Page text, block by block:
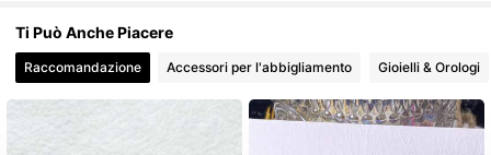
Ti Può Anche Piacere
Raccomandazione Accessori per l'abbigliamento Gioielli & Orologi